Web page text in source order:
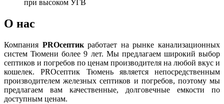
при высоком УГВ
О нас
Компания PROсептикработает на рынке канализационных
систем Тюмени более 9 лет. Мы предлагаем широкий выбор
септиков и погребов по ценам производителя на любой вкус и
кошелек. PROсептик Тюмень является непосредственным
производителем железных септиков и погребов, поэтому мы
предлагаем вам качественные, долговечные емкости по
доступным ценам.